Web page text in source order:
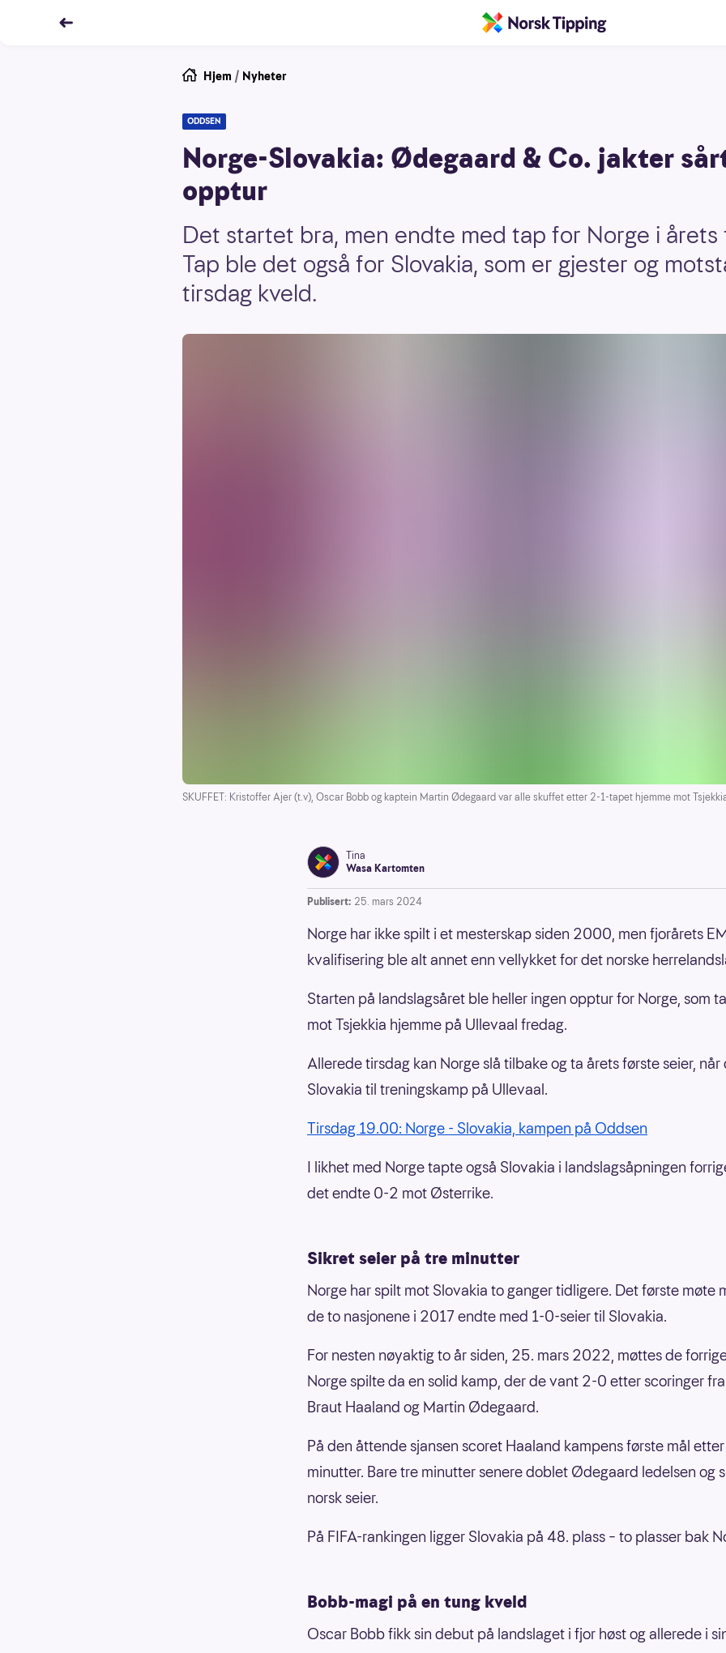
Hjem / Nyheter
ODDSEN
Norge-Slovakia: Ødegaard & Co. jakter
opptur
Det startet bra, men endte med tap for Norge i årets
Tap ble det også for Slovakia, som er gjester og
tirsdag kveld.
SKUFFET: Kristoffer Ajer (t.v), Oscar Bobb og kaptein Martin Ødegaard var alle skuffet etter 2-1-tapet hjemme mot
Tina
Wasa Kartomten
Publisert: 25. mars 2024
Norge har ikke spilt i et mesterskap siden 2000, men fjorårets
kvalifisering ble alt annet enn vellykket for det norske
Starten på landslagsåret ble heller ingen opptur for Norge, som
mot Tsjekkia hjemme på Ullevaal fredag.
Allerede tirsdag kan Norge slå tilbake og ta årets første seier, når
Slovakia til treningskamp på Ullevaal.
Tirsdag 19.00: Norge - Slovakia, kampen på Oddsen
I likhet med Norge tapte også Slovakia i landslagsåpningen
det endte 0-2 mot Østerrike.
Sikret seier på tre minutter
Norge har spilt mot Slovakia to ganger tidligere. Det første møte
de to nasjonene i 2017 endte med 1-0-seier til Slovakia.
For nesten nøyaktig to år siden, 25. mars 2022, møttes de
Norge spilte da en solid kamp, der de vant 2-0 etter scoringer
Braut Haaland og Martin Ødegaard.
På den åttende sjansen scoret Haaland kampens første mål
minutter. Bare tre minutter senere doblet Ødegaard ledelsen og
norsk seier.
På FIFA-rankingen ligger Slovakia på 48. plass – to plasser bak
Bobb-magi på en tung kveld
Oscar Bobb fikk sin debut på landslaget i fjor høst og allerede i